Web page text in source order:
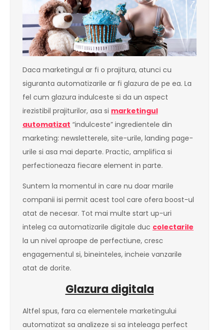
Daca marketingul ar fi o prajitura, atunci cu
siguranta automatizarile ar fi glazura de pe ea. La
fel cum glazura indulceste si da un aspect
irezistibil prajiturilor, asa si marketingul
automatizat “indulceste” ingredientele din
marketing: newsletterele, site-urile, landing page-
urile si asa mai departe. Practic, amplifica si
perfectioneaza fiecare element in parte.
Suntem la momentul in care nu doar marile
companii isi permit acest tool care ofera boost-ul
atat de necesar. Tot mai multe start up-uri
inteleg ca automatizarile digitale duc colectarile
la un nivel aproape de perfectiune, cresc
engagementul si, bineinteles, incheie vanzarile
atat de dorite.
Glazura digitala
Altfel spus, fara ca elementele marketingului
automatizat sa analizeze si sa inteleaga perfect